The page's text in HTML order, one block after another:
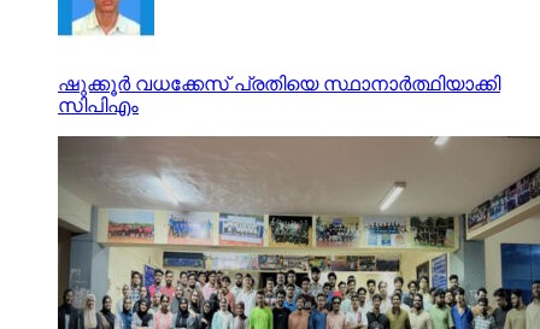
ഷുക്കൂര്‍ വധക്കേസ് പ്രതിയെ സ്ഥാനാര്‍ത്ഥിയാക്കി
സിപിഎം